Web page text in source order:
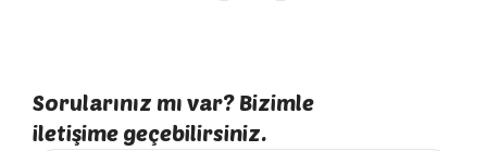
Sorularınız mı var? Bizimle
iletişime geçebilirsiniz.